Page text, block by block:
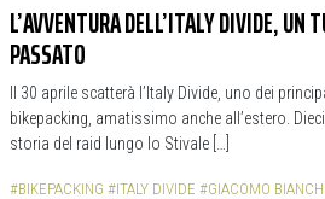
L’AVVENTURA DELL’ITALY DIVIDE, UN
PASSATO
Il 30 aprile scatterà l’Italy Divide, uno dei
bikepacking, amatissimo anche all’estero.
storia del raid lungo lo Stivale […]
#BIKEPACKING #ITALY DIVIDE #GIACOMO BIANCHI